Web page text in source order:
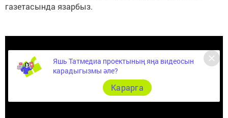
газетасында язарбыз.
Яшь Татмедиа проектының яңа видеосын
карадыгызмы әле?
Карарга